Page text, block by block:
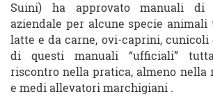
Suini) ha approvato manuali di
aziendale per alcune specie
latte e da carne, ovi-caprini, cunicoli
di questi manuali “ufficiali”
riscontro nella pratica, almeno nella
e medi allevatori marchigiani .